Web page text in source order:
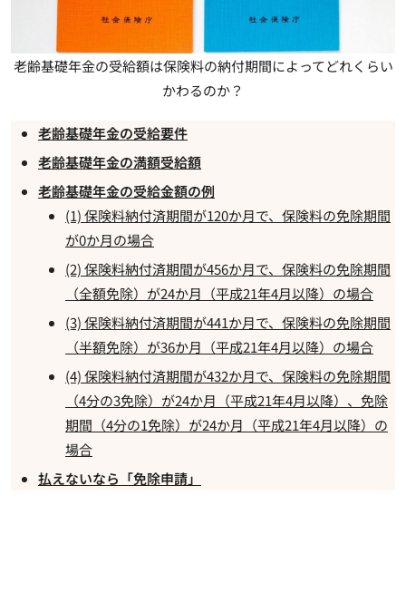
老齢基礎年金の受給額は保険料の納付期間によってどれくらい
かわるのか？
老齢基礎年金の受給要件
老齢基礎年金の満額受給額
老齢基礎年金の受給金額の例
(1) 保険料納付済期間が120か月で、保険料の免除期間
が0か月の場合
(2) 保険料納付済期間が456か月で、保険料の免除期間
（全額免除）が24か月（平成21年4月以降）の場合
(3) 保険料納付済期間が441か月で、保険料の免除期間
（半額免除）が36か月（平成21年4月以降）の場合
(4) 保険料納付済期間が432か月で、保険料の免除期間
（4分の3免除）が24か月（平成21年4月以降）、免除
期間（4分の1免除）が24か月（平成21年4月以降）の
場合
払えないなら「免除申請」